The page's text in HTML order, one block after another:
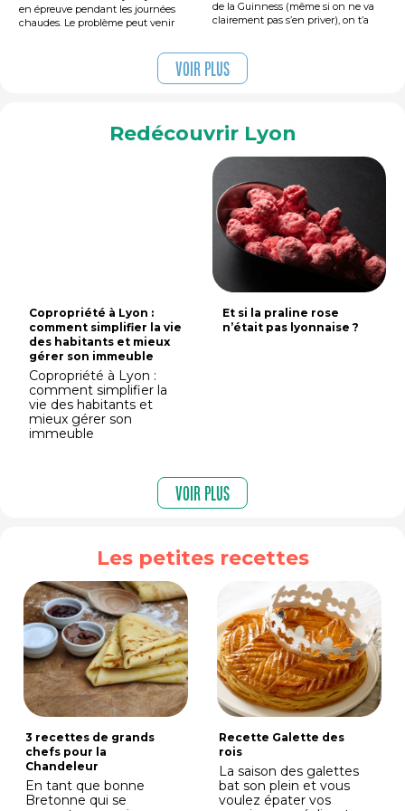
en épreuve pendant les journées
chaudes. Le problème peut venir
recharge inadaptée et précise les
de la Guinness (même si on ne va
clairement pas s’en priver), on t’a
chaude que les pintes sont fraîches.
Alors, prépare ton meilleur accent
approximatif et révise les classiques
(sans quitter le Vieux Lyon)
Voir plus
Redécouvrir Lyon
Copropriété à Lyon :
comment simplifier la vie
des habitants et mieux
gérer son immeuble
Copropriété à Lyon :
comment simplifier la
vie des habitants et
mieux gérer son
immeuble
Et si la praline rose
n’était pas lyonnaise ?
Voir plus
Les petites recettes
3 recettes de grands
chefs pour la
Chandeleur
En tant que bonne
Bretonne qui se
Recette Galette des
rois
La saison des galettes
bat son plein et vous
voulez épater vos